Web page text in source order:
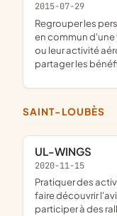
2015-07-29
regrouper les personnes physiques ou morales mettant
en commun
ou leur activité
partager les
SAINT-LOUBÈS
UL-WINGS
2020-11-15
pratiquer des activités aéronautiques, promouvoir et
faire découvrir
participer à des